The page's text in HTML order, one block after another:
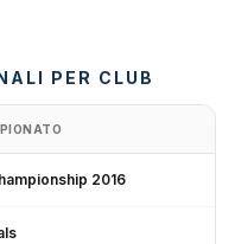
PER CLUB
2016